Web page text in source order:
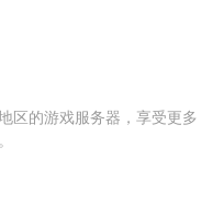
区的游戏服务器，享受更多